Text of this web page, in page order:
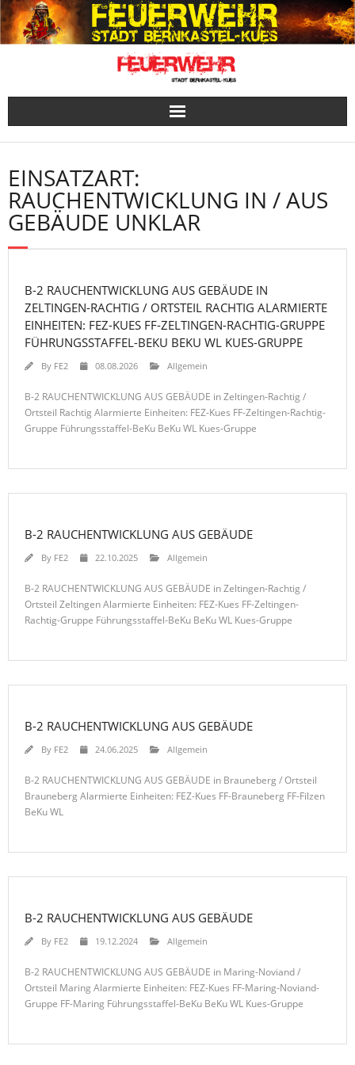
Skip
to
content
EINSATZART:
RAUCHENTWICKLUNG IN / AUS
GEBÄUDE UNKLAR
B-2 RAUCHENTWICKLUNG AUS GEBÄUDE IN
ZELTINGEN-RACHTIG / ORTSTEIL RACHTIG ALARMIERTE
EINHEITEN: FEZ-KUES FF-ZELTINGEN-RACHTIG-GRUPPE
FÜHRUNGSSTAFFEL-BEKU BEKU WL KUES-GRUPPE
By FE2 08.08.2026 Allgemein
B-2 RAUCHENTWICKLUNG AUS GEBÄUDE in Zeltingen-Rachtig /
Ortsteil Rachtig Alarmierte Einheiten: FEZ-Kues FF-Zeltingen-Rachtig-
Gruppe Führungsstaffel-BeKu BeKu WL Kues-Gruppe
B-2 RAUCHENTWICKLUNG AUS GEBÄUDE
By FE2 22.10.2025 Allgemein
B-2 RAUCHENTWICKLUNG AUS GEBÄUDE in Zeltingen-Rachtig /
Ortsteil Zeltingen Alarmierte Einheiten: FEZ-Kues FF-Zeltingen-
Rachtig-Gruppe Führungsstaffel-BeKu BeKu WL Kues-Gruppe
B-2 RAUCHENTWICKLUNG AUS GEBÄUDE
By FE2 24.06.2025 Allgemein
B-2 RAUCHENTWICKLUNG AUS GEBÄUDE in Brauneberg / Ortsteil
Brauneberg Alarmierte Einheiten: FEZ-Kues FF-Brauneberg FF-Filzen
BeKu WL
B-2 RAUCHENTWICKLUNG AUS GEBÄUDE
By FE2 19.12.2024 Allgemein
B-2 RAUCHENTWICKLUNG AUS GEBÄUDE in Maring-Noviand /
Ortsteil Maring Alarmierte Einheiten: FEZ-Kues FF-Maring-Noviand-
Gruppe FF-Maring Führungsstaffel-BeKu BeKu WL Kues-Gruppe